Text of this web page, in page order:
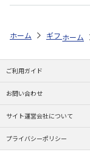
ホーム ギフトストア
ホーム
ご利用ガイド
お問い合わせ
サイト運営会社について
プライバシーポリシー